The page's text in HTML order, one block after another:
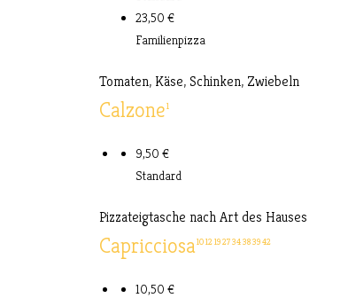
23,50 €
Familienpizza
Tomaten, Käse, Schinken, Zwiebeln
Calzone1
9,50 €
Standard
Pizzateigtasche nach Art des Hauses
Capricciosa1012192734383942
10,50 €